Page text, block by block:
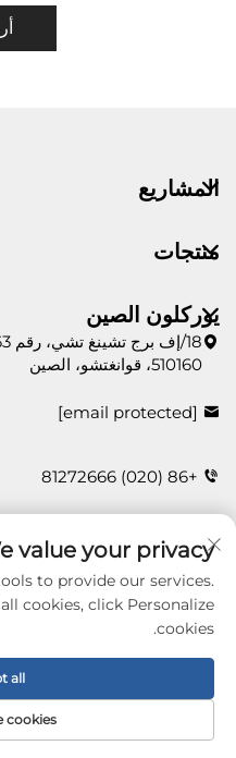
المشاريع
منتجات
يوركلون الصين
510160، قوانغتشو، الصين
[email protected]
+86 (020) 81272666
اتصل بنا
Yorklon Wallcoverings
All right reserved -
value your privacy
to provide our services.
cookies, click Personalize
cookies.
cookies
all